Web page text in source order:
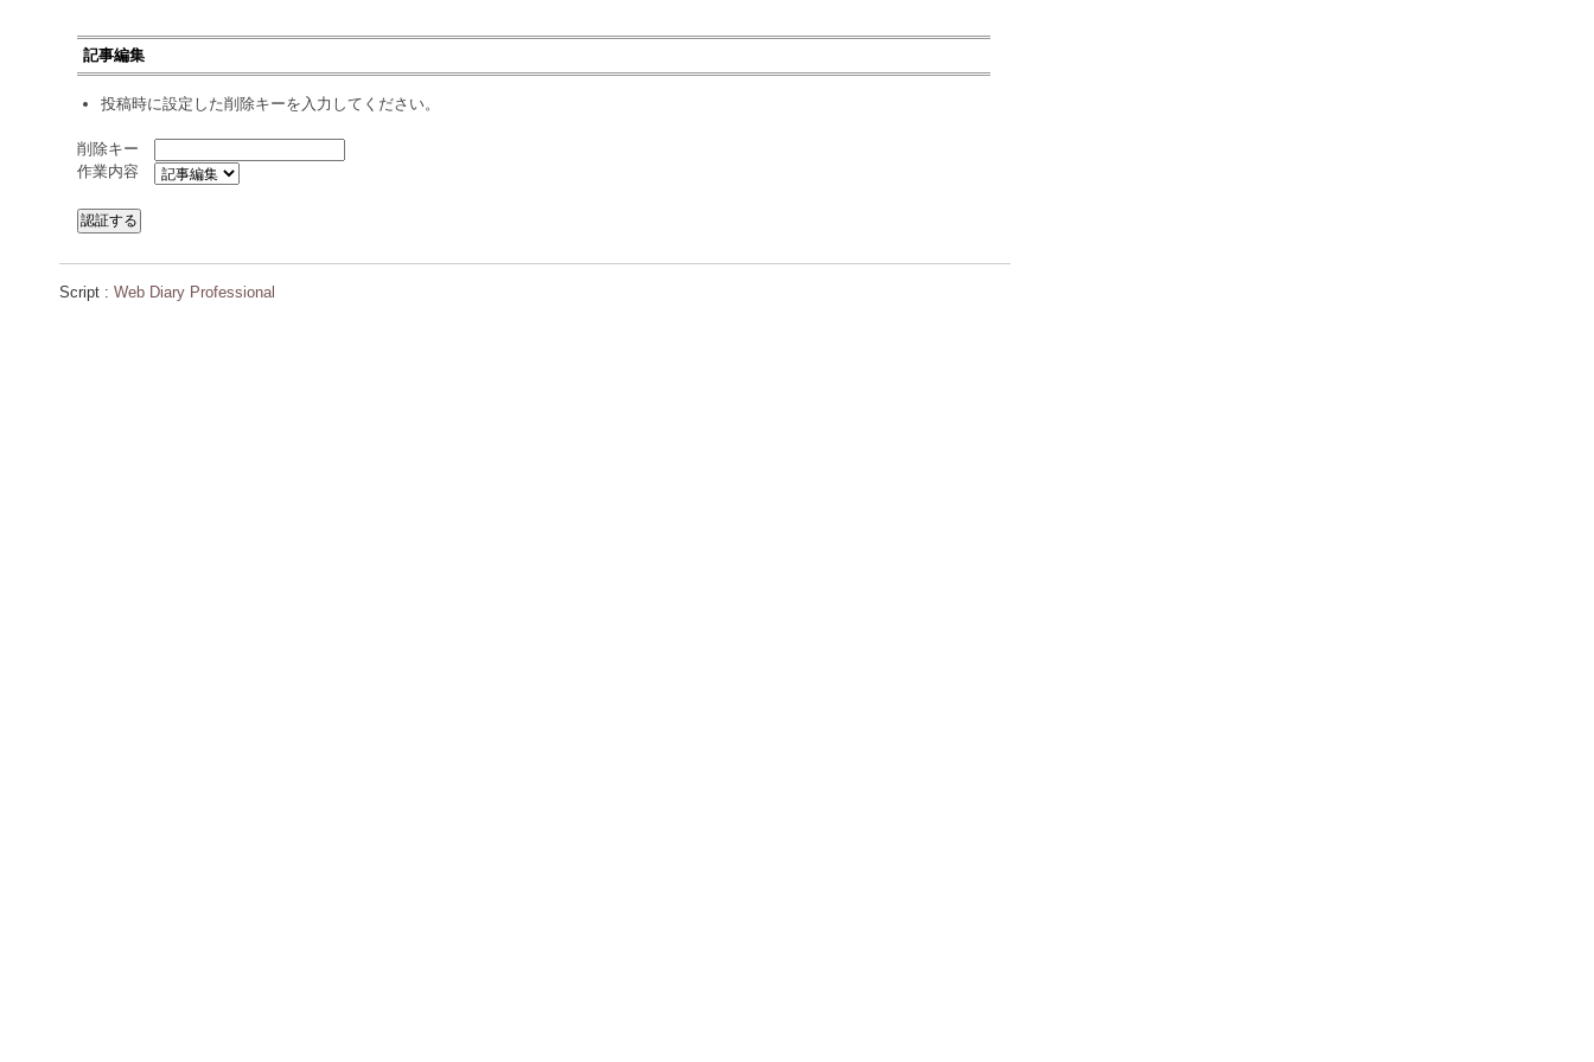
記事編集
投稿時に設定した削除キーを入力してください。
削除キー
作業内容
Script : Web Diary Professional